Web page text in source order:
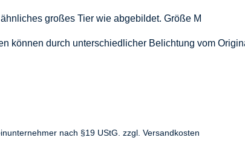
großes Tier wie abgebildet. Größe M
können durch unterschiedlicher Belichtung vom
nach §19 UStG. zzgl.Versandkosten